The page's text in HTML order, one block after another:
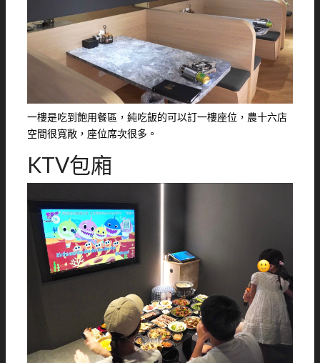
一樓是吃到飽用餐區，純吃飯的可以訂一樓座位，農十六店
空間很寬敞，座位席次很多。
KTV包廂